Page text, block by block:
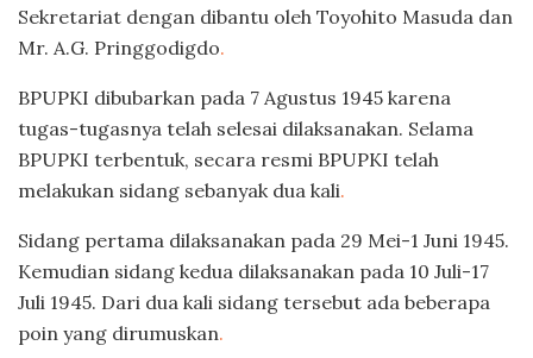
Sekretariat dengan dibantu oleh Toyohito Masuda dan
Mr. A.G. Pringgodigdo.
BPUPKI dibubarkan pada 7 Agustus 1945 karena
tugas-tugasnya telah selesai dilaksanakan. Selama
BPUPKI terbentuk, secara resmi BPUPKI telah
melakukan sidang sebanyak dua kali.
Sidang pertama dilaksanakan pada 29 Mei-1 Juni 1945.
Kemudian sidang kedua dilaksanakan pada 10 Juli-17
Juli 1945. Dari dua kali sidang tersebut ada beberapa
poin yang dirumuskan.